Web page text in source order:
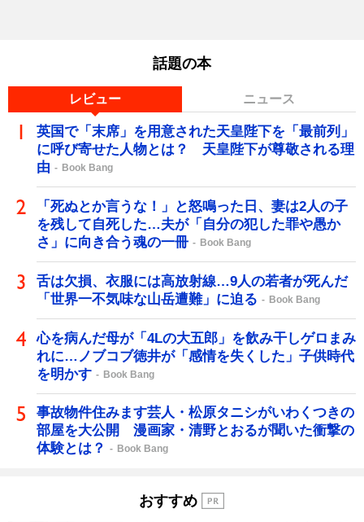
話題の本
レビュー ニュース
英国で「末席」を用意された天皇陛下を「最前列」
に呼び寄せた人物とは？ 天皇陛下が尊敬される理
由
Book Bang
「死ぬとか言うな！」と怒鳴った日、妻は2人の子
を残して自死した…夫が「自分の犯した罪や愚か
さ」に向き合う魂の一冊
Book Bang
舌は欠損、衣服には高放射線…9人の若者が死んだ
「世界一不気味な山岳遭難」に迫る
Book Bang
心を病んだ母が「4Lの大五郎」を飲み干しゲロまみ
れに…ノブコブ徳井が「感情を失くした」子供時代
を明かす
Book Bang
事故物件住みます芸人・松原タニシがいわくつきの
部屋を大公開 漫画家・清野とおるが聞いた衝撃の
体験とは？
Book Bang
おすすめ